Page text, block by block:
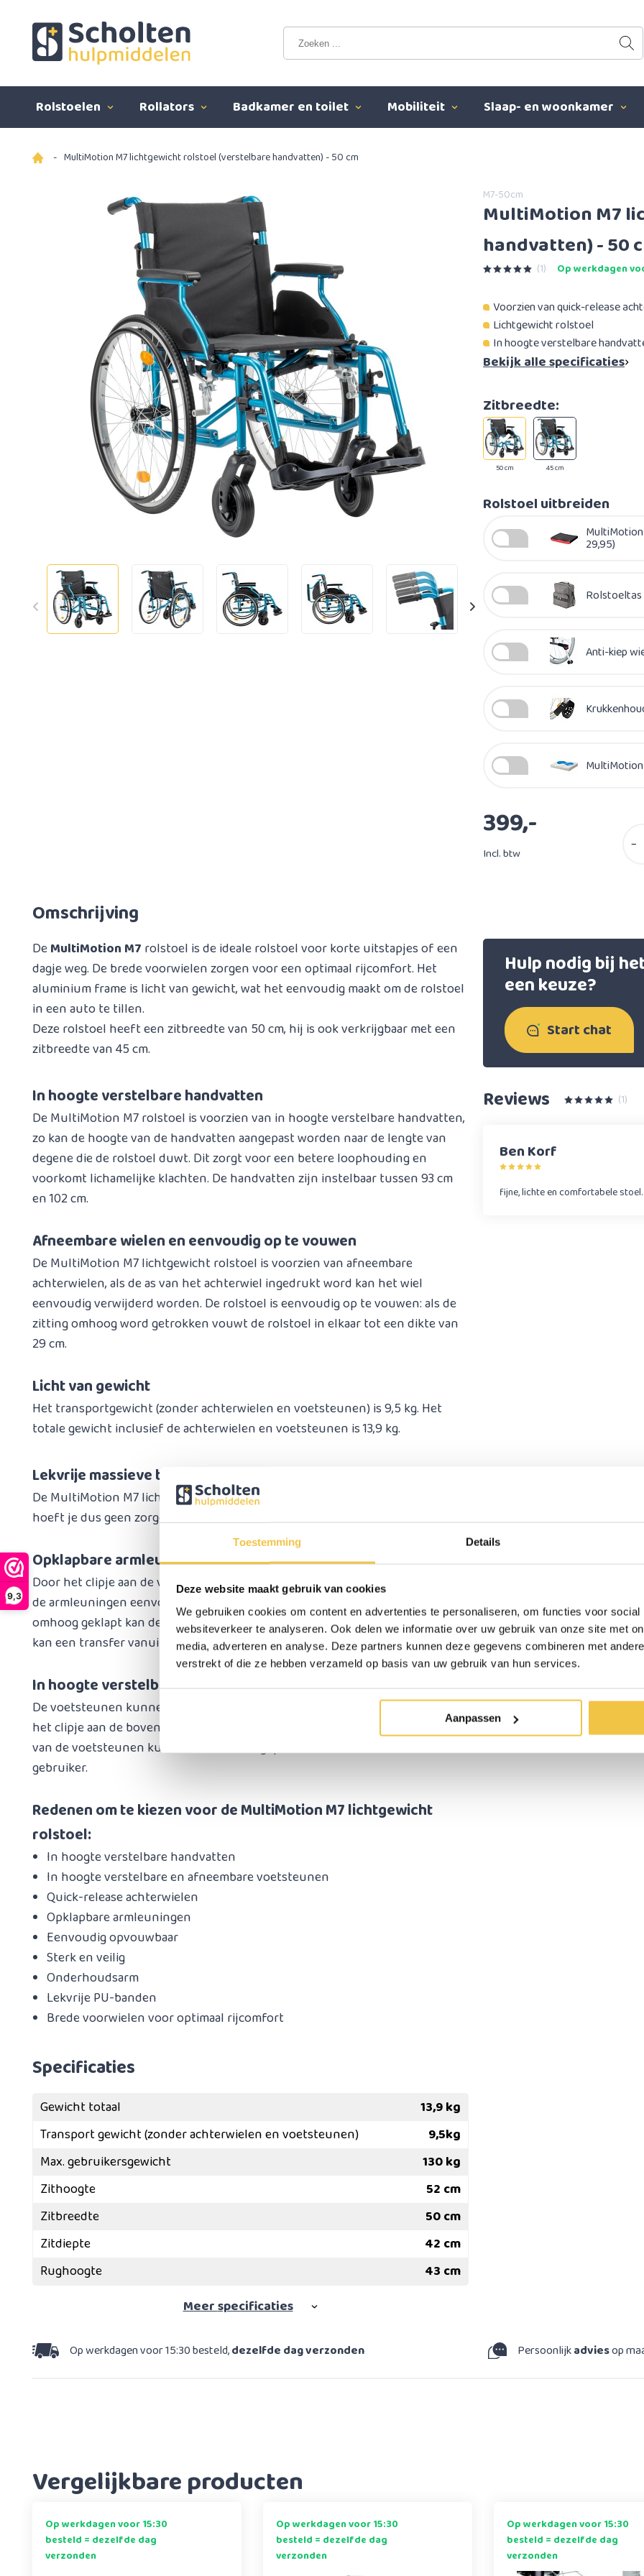
Toestemming Details
Deze website maakt gebruik van cookies
We gebruiken cookies om content en advertenties te personaliseren, om functies voor
websiteverkeer te analyseren. Ook delen we informatie over uw gebruik van onze site met
media, adverteren en analyse. Deze partners kunnen deze gegevens combineren met
verstrekt of die ze hebben verzameld op basis van uw gebruik van hun services.
Aanpassen
9,3
Rolstoelen Rollators Badkamer en toilet Mobiliteit Slaap- en woonkamer
- MultiMotion M7 lichtgewicht rolstoel (verstelbare handvatten) - 50 cm
M7-50cm
MultiMotion M7
handvatten) - 50
(1) Op werkdagen
Voorzien van quick-release
Lichtgewicht rolstoel
In hoogte verstelbare
Bekijk alle specificaties
45 cm
Zitbreedte:
50 cm
Rolstoel uitbreiden
29,95)
Anti-kiep
399,-
Incl. btw
−
Omschrijving
DeMultiMotion M7 rolstoel is de ideale rolstoel voor korte uitstapjes of een
dagje weg. De brede voorwielen zorgen voor een optimaal rijcomfort. Het
aluminium frame is licht van gewicht, wat het eenvoudig maakt om de rolstoel
in een auto te tillen.
Deze rolstoel heeft een zitbreedte van 50 cm, hij is ook verkrijgbaar met een
zitbreedte van 45 cm.
In hoogte verstelbare handvatten
De MultiMotion M7 rolstoel is voorzien van in hoogte verstelbare handvatten,
zo kan de hoogte van de handvatten aangepast worden naar de lengte van
degene die de rolstoel duwt. Dit zorgt voor een betere loophouding en
voorkomt lichamelijke klachten. De handvatten zijn instelbaar tussen 93 cm
en 102 cm.
Afneembare wielen en eenvoudig op te vouwen
De MultiMotion M7 lichtgewicht rolstoel is voorzien van afneembare
achterwielen, als de as van het achterwiel ingedrukt word kan het wiel
eenvoudig verwijderd worden. De rolstoel is eenvoudig op te vouwen: als de
zitting omhoog word getrokken vouwt de rolstoel in elkaar tot een dikte van
29 cm.
Licht van gewicht
Het transportgewicht (zonder achterwielen en voetsteunen) is 9,5 kg. Het
totale gewicht inclusief de achterwielen en voetsteunen is 13,9 kg.
Lekvrije massieve banden
De MultiMotion M7 lichtgewicht rolstoel is voorzien van lekvrije PU-banden, je
hoeft je dus geen zorgen te maken om een lekke band.
Opklapbare armleuningen
Door het clipje aan de voorkant van de armleuningen in te drukken kunnen
de armleuningen eenvoudig omhoog geklapt worden. Met de armleuningen
omhoog geklapt kan de rolstoel dicht aan een tafel aangeschoven worden en
kan een transfer vanuit bijvoorbeeld een bed gemakkelijker gemaakt worden.
In hoogte verstelbare en afneembare voetsteunen
De voetsteunen kunnen eenvoudig van de rolstoel verwijderd worden door
het clipje aan de bovenzijde van de voetsteunen opzij te duwen. De hoogte
van de voetsteunen kunnen worden aangepast naar de behoefte van de
gebruiker.
Redenen om te kiezen voor deMultiMotion M7lichtgewicht
rolstoel:
In hoogte verstelbare handvatten
In hoogte verstelbare en afneembare voetsteunen
Quick-release achterwielen
Opklapbare armleuningen
Eenvoudig opvouwbaar
Sterk en veilig
Onderhoudsarm
Lekvrije PU-banden
Brede voorwielen voor optimaal rijcomfort
Specificaties
Gewicht totaal
13,9 kg
Transport gewicht (zonder achterwielen en voetsteunen)
9,5kg
Max. gebruikersgewicht
130 kg
Zithoogte
52 cm
Zitbreedte
50 cm
Zitdiepte
42 cm
Rughoogte
43 cm
Meerspecificaties
Hulp nodig bij
een keuze?
Start chat
Reviews (1)
Ben Korf
fijne, lichte en comfortabele stoel.
Op werkdagen voor 15:30 besteld,dezelfde dag verzonden Persoonlijkadviesop
Vergelijkbare producten
Op werkdagen voor 15:30
besteld = dezelfde dag
verzonden
Op werkdagen voor 15:30
besteld = dezelfde dag
verzonden
Op werkdagen voor 15:30
besteld = dezelfde dag
verzonden